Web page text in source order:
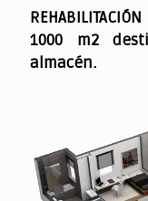
1000 m2
almacén.